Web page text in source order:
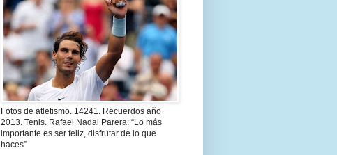
Fotos de atletismo. 14241. Recuerdos año
2013. Tenis. Rafael Nadal Parera: “Lo más
importante es ser feliz, disfrutar de lo que
haces”